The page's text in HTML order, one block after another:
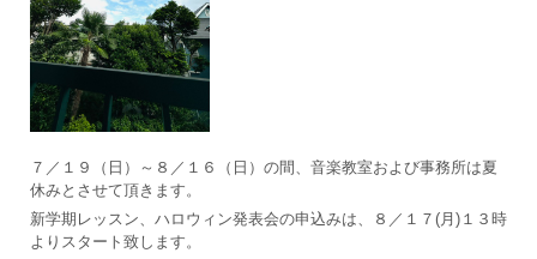
７／１９（日）～８／１６（日）の間、音楽教室および事務所は夏
休みとさせて頂きます。
新学期レッスン、ハロウィン発表会の申込みは、８／１７(月)１３時
よりスタート致します。